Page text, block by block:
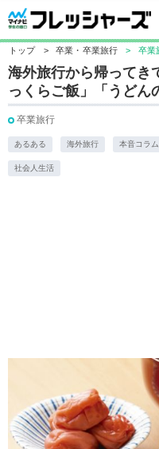
トップ > 卒業・卒業旅行 > 卒業
海外旅行から帰って
っくらご飯」「うどん
卒業旅行
あるある 海外旅行 本音コラム.
社会人生活